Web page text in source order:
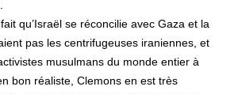
qu’Israël se réconcilie avec Gaza et la
pas les centrifugeuses iraniennes, et
musulmans du monde entier à
bon réaliste, Clemons en est très